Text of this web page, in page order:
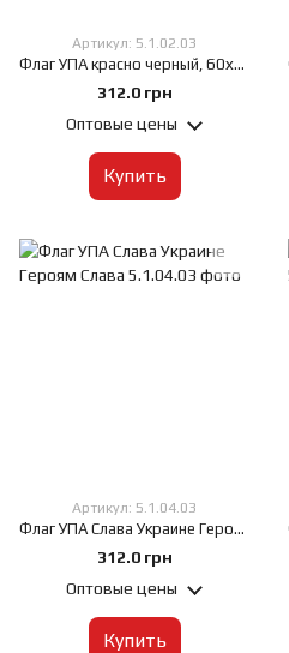
Артикул: 5.1.02.03
Флаг УПА красно черный, 60х90 см, Искусственный шелк 50 г/м², Сублимационная печать, односторонний, Карман под древко слева
312.0 грн
Оптовые цены
Купить
Артикул: 5.1.04.03
Флаг УПА Слава Украине Героям Слава, 60х90 см, Искусственный шелк 50 г/м², Сублимационная печать, односторонний, Карман под древко слева
312.0 грн
Оптовые цены
Купить